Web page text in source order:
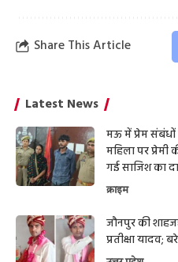
Share This Article
Latest News
मऊ में प्रेम
महिला पर प्रेमी
गई साजिश का
क्राइम
जौनपुर की
प्रतीक्षा यादव;